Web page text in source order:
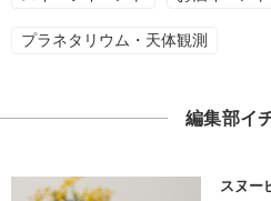
プラネタリウム・天体観測
編集部イ
スヌー